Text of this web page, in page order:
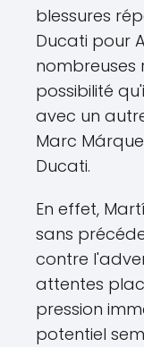
blessures
Ducati pour
nombreuses
possibilité
avec un
Marc
Ducati.
En effet,
sans
contre
attentes
pression
potentiel